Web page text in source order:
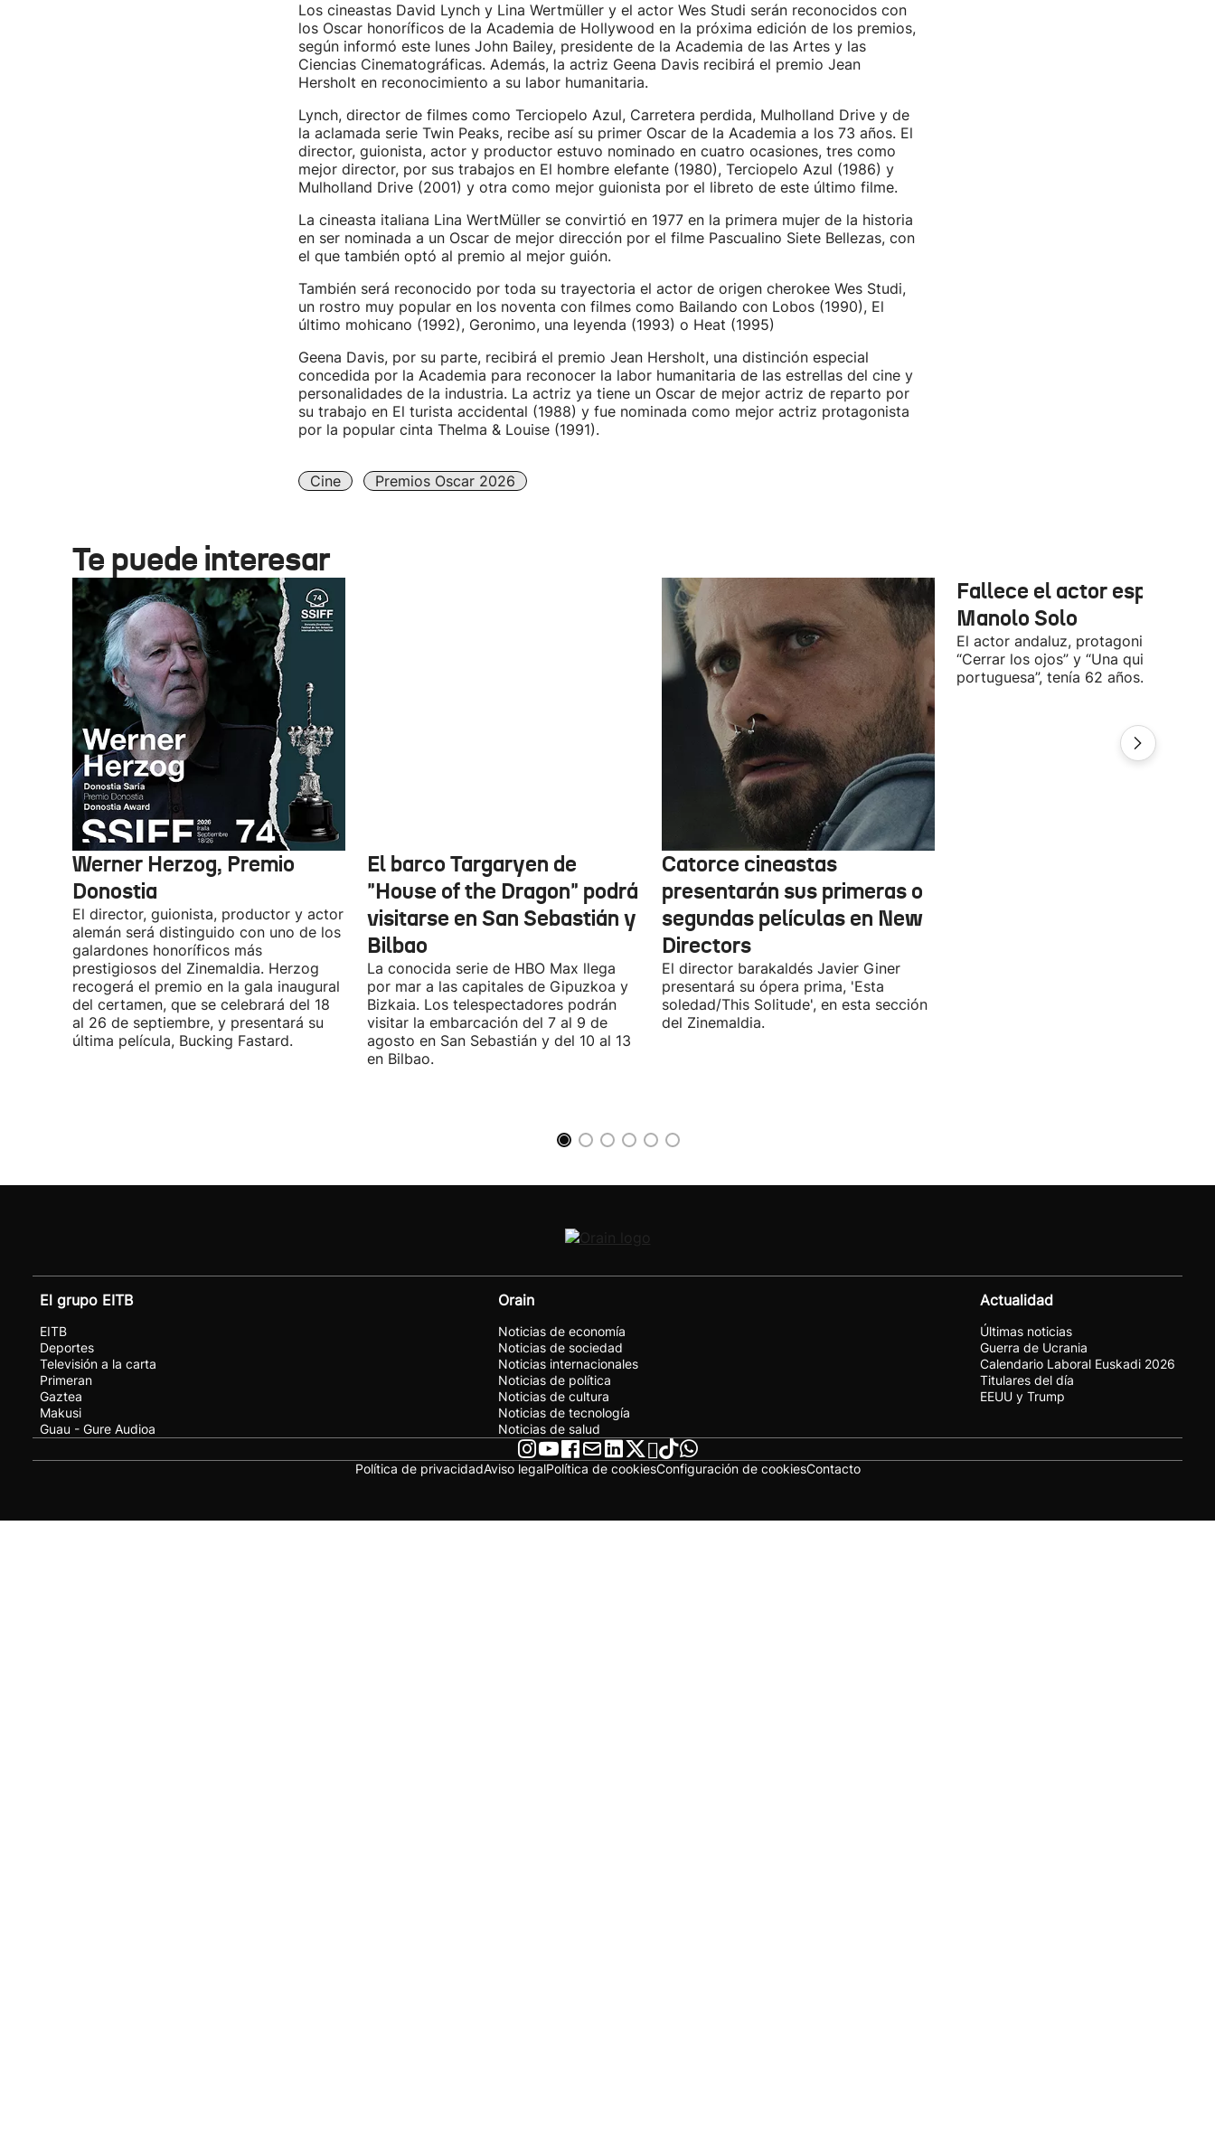
Los cineastas David Lynch y Lina Wertmüller y el actor Wes Studi serán reconocidos con
los Oscar honoríficos de la Academia de Hollywood en la próxima edición de los premios,
según informó este lunes John Bailey, presidente de la Academia de las Artes y las
Ciencias Cinematográficas. Además, la actriz Geena Davis recibirá el premio Jean
Hersholt en reconocimiento a su labor humanitaria.
Lynch, director de filmes como Terciopelo Azul, Carretera perdida, Mulholland Drive y de
la aclamada serie Twin Peaks, recibe así su primer Oscar de la Academia a los 73 años. El
director, guionista, actor y productor estuvo nominado en cuatro ocasiones, tres como
mejor director, por sus trabajos en El hombre elefante (1980), Terciopelo Azul (1986) y
Mulholland Drive (2001) y otra como mejor guionista por el libreto de este último filme.
La cineasta italiana Lina WertMüller se convirtió en 1977 en la primera mujer de la historia
en ser nominada a un Oscar de mejor dirección por el filme Pascualino Siete Bellezas, con
el que también optó al premio al mejor guión.
También será reconocido por toda su trayectoria el actor de origen cherokee Wes Studi,
un rostro muy popular en los noventa con filmes como Bailando con Lobos (1990), El
último mohicano (1992), Geronimo, una leyenda (1993) o Heat (1995)
Geena Davis, por su parte, recibirá el premio Jean Hersholt, una distinción especial
concedida por la Academia para reconocer la labor humanitaria de las estrellas del cine y
personalidades de la industria. La actriz ya tiene un Oscar de mejor actriz de reparto por
su trabajo en El turista accidental (1988) y fue nominada como mejor actriz protagonista
por la popular cinta Thelma & Louise (1991).
Cine Premios Oscar 2026
Te puede interesar
Werner Herzog, Premio
Donostia
El director, guionista, productor y actor
alemán será distinguido con uno de los
galardones honoríficos más
prestigiosos del Zinemaldia. Herzog
recogerá el premio en la gala inaugural
del certamen, que se celebrará del 18
al 26 de septiembre, y presentará su
última película, Bucking Fastard.
El barco Targaryen de
"House of the Dragon" podrá
visitarse en San Sebastián y
Bilbao
La conocida serie de HBO Max llega
por mar a las capitales de Gipuzkoa y
Bizkaia. Los telespectadores podrán
visitar la embarcación del 7 al 9 de
agosto en San Sebastián y del 10 al 13
en Bilbao.
Catorce cineastas
presentarán sus primeras o
segundas películas en New
Directors
El director barakaldés Javier Giner
presentará su ópera prima, 'Esta
soledad/This Solitude', en esta sección
del Zinemaldia.
Fallece el actor español
Manolo Solo
El actor andaluz, protagonista de
“Cerrar los ojos” y “Una quinta
portuguesa”, tenía 62 años.
El grupo EITB
EITB
Deportes
Televisión a la carta
Primeran
Gaztea
Makusi
Guau - Gure Audioa
Orain
Noticias de economía
Noticias de sociedad
Noticias internacionales
Noticias de política
Noticias de cultura
Noticias de tecnología
Noticias de salud
Actualidad
Últimas noticias
Guerra de Ucrania
Calendario Laboral Euskadi 2026
Titulares del día
EEUU y Trump
Política de privacidadAviso legalPolítica de cookiesConfiguración de cookiesContacto